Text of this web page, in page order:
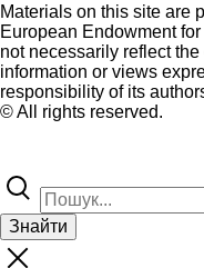
Materials on this site are
European Endowment
not necessarily reflect
information or views
responsibility of its
© All rights reserved.
Знайти